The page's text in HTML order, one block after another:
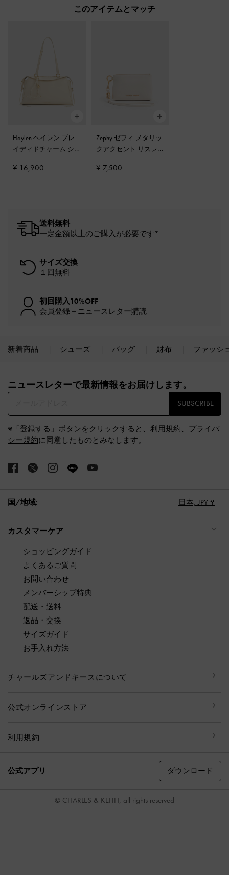
このアイテムとマッチ
Haylen ヘイレン ブレ
イディドチャーム シ
ーム
¥ 16,900
Zephy ゼフィ メタリッ
クアクセント リスレ
¥ 7,500
送料無料
一定金額以上のご購入が必要です*
サイズ交換
１回無料
初回購入10%OFF
会員登録＋ニュースレター購読
新着商品 シューズ バッグ 財布 ファッシ
ニュースレターで最新情報をお届けします。​
SUBSCRIBE
※「登録する」ボタンをクリックすると、 利用規約、 プライバ
シー規約に同意したものとみなします。
国/地域: 日本, JPY ¥
カスタマーケア
ショッピングガイド
よくあるご質問
お問い合わせ
メンバーシップ特典
配送・送料
返品・交換
サイズガイド
お手入れ方法
チャールズアンドキースについて
公式オンラインストア
利用規約
公式アプリ ダウンロード
© CHARLES & KEITH, all rights reserved